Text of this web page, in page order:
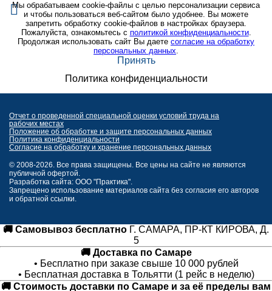
Мы обрабатываем cookie-файлы с целью персонализации сервиса
и чтобы пользоваться веб-сайтом было удобнее. Вы можете
запретить обработку cookie-файлов в настройках браузера.
Пожалуйста, ознакомьтесь с политикой конфиденциальности.
Продолжая использовать сайт Вы даете согласие на обработку
персональных данных.
Принять
Политика конфиденциальности
Отчет о проведенной специальной оценки условий труда на
рабочих местах
Положение об обработке и защите персональных данных
Политика конфиденциальности
Согласие на обработку и хранение персональных данных
© 2008-2026. Все права защищены. Все цены на сайте не являются
публичной офертой.
Разработка сайта: ООО "Практика".
Запрещено использование материалов сайта без согласия его авторов
и обратной ссылки.
🚚 Самовывоз бесплатно Г. САМАРА, ПР-КТ КИРОВА, Д.
5
🚚 Доставка по Самаре
• Бесплатно при заказе свыше 10 000 рублей
• Бесплатная доставка в Тольятти (1 рейс в неделю)
🚚 Стоимость доставки по Самаре и за её пределы вам